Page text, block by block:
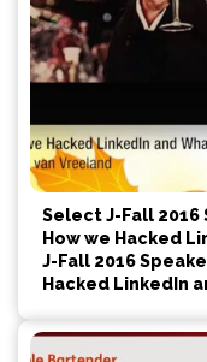
Select J-Fall 2016
How we Hacked
J-Fall 2016
Hacked LinkedIn